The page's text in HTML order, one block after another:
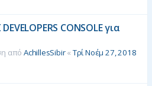
CONSOLE για
απόAchillesSibir« Τρί Νοέμ 27, 2018